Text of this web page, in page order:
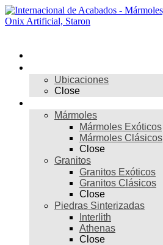
Skip
to
Ubicaciones
Close
Mármoles
Mármoles Exóticos
Mármoles Clásicos
Close
Granitos
Granitos Exóticos
Granitos Clásicos
Close
Piedras Sinterizadas
Interlith
Athenas
Close